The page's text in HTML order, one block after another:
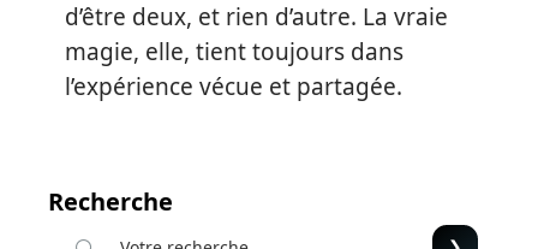
d’être deux, et rien d’autre. La vraie
magie, elle, tient toujours dans
l’expérience vécue et partagée.
Recherche